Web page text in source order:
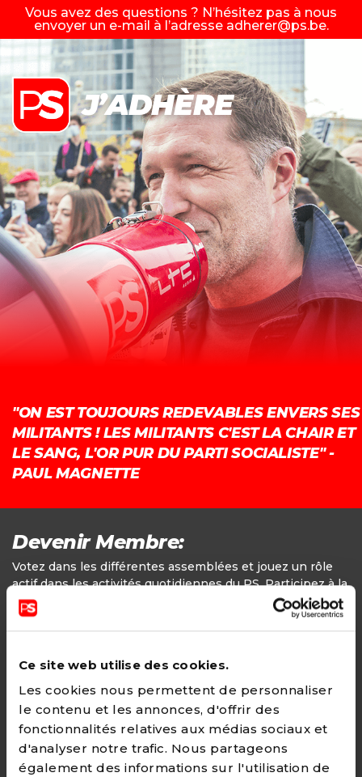
Ce site web utilise des cookies.
Les cookies nous permettent de personnaliser
le contenu et les annonces, d'offrir des
fonctionnalités relatives aux médias sociaux et
d'analyser notre trafic. Nous partageons
également des informations sur l'utilisation de
Vous avez des questions ? N’hésitez pas à nous
envoyer un e-mail à l’adresse adherer@ps.be.
J’ADHÈRE
"ON EST TOUJOURS REDEVABLES ENVERS SES
MILITANTS ! LES MILITANTS C'EST LA CHAIR ET
LE SANG, L'OR PUR DU PARTI SOCIALISTE" -
PAUL MAGNETTE
Devenir Membre:
Votez dans les différentes assemblées et jouez un rôle
actif dans les activités quotidiennes du PS. Participez à la
définition des positions politiques.
24€ - Paiement annuel
CHOISIR →